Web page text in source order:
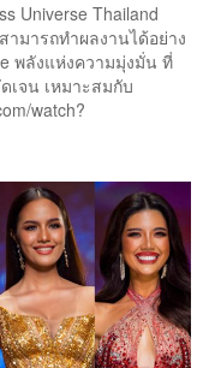
Universe Thailand
มารถทำผลงานได้อย่าง
พลังแห่งความมุ่งมั่น ที่
เจน เหมาะสมกับ
watch?